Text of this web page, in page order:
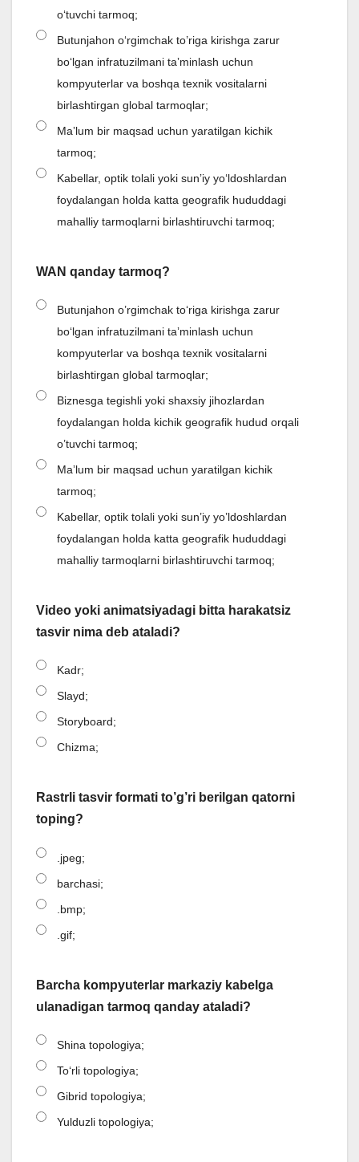
o‘tuvchi tarmoq;
Butunjahon oʻrgimchak to’riga kirishga zarur
boʻlgan infratuzilmani taʼminlash uchun
kompyuterlar va boshqa texnik vositalarni
birlashtirgan global tarmoqlar;
Maʼlum bir maqsad uchun yaratilgan kichik
tarmoq;
Kabellar, optik tolali yoki sunʼiy yo‘ldoshlardan
foydalangan holda katta geografik hududdagi
mahalliy tarmoqlarni birlashtiruvchi tarmoq;
WAN qanday tarmoq?
Butunjahon o’rgimchak to‘riga kirishga zarur
boʻlgan infratuzilmani taʼminlash uchun
kompyuterlar va boshqa texnik vositalarni
birlashtirgan global tarmoqlar;
Biznesga tegishli yoki shaxsiy jihozlardan
foydalangan holda kichik geografik hudud orqali
o’tuvchi tarmoq;
Maʼlum bir maqsad uchun yaratilgan kichik
tarmoq;
Kabellar, optik tolali yoki sun’iy yo’ldoshlardan
foydalangan holda katta geografik hududdagi
mahalliy tarmoqlarni birlashtiruvchi tarmoq;
Video yoki animatsiyadagi bitta harakatsiz
tasvir nima deb ataladi?
Kadr;
Slayd;
Storyboard;
Chizma;
Rastrli tasvir formati to’g’ri berilgan qatorni
toping?
.jpeg;
barchasi;
.bmp;
.gif;
Barcha kompyuterlar markaziy kabelga
ulanadigan tarmoq qanday ataladi?
Shina topologiya;
Toʻrli topologiya;
Gibrid topologiya;
Yulduzli topologiya;